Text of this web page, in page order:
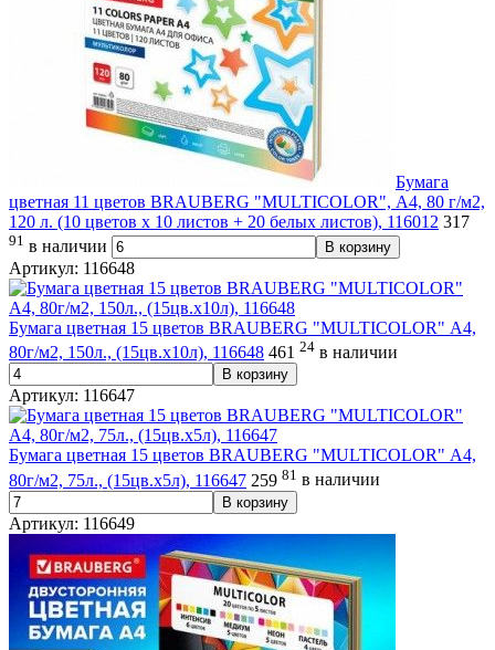
Бумага
цветная 11 цветов BRAUBERG "MULTICOLOR", А4, 80 г/м2,
120 л. (10 цветов x 10 листов + 20 белых листов), 116012 317
91 в наличии В корзину
Артикул: 116648
Бумага цветная 15 цветов BRAUBERG "MULTICOLOR" А4,
80г/м2, 150л., (15цв.x10л), 116648 461 24 в наличии
В корзину
Артикул: 116647
Бумага цветная 15 цветов BRAUBERG "MULTICOLOR" А4,
80г/м2, 75л., (15цв.x5л), 116647 259 81 в наличии
В корзину
Артикул: 116649